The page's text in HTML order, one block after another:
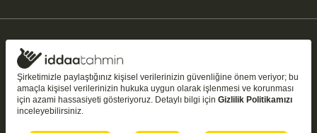
iddaatahmin11.com
Tüm Hakları Saklıdır
18+ Bu sitedeki tahmin ve analizler yalnızca bilgilendirme amaçlıdır
kazanç garantisi vermez. Şans oyunları bağımlılık yapabilir — bilinçli ve
Şirketimizle paylaştığınız kişisel verilerinizin güvenliğine önem veriyor; bu
amaçla kişisel verilerinizin hukuka uygun olarak işlenmesi ve korunması
için azami hassasiyeti gösteriyoruz. Detaylı bilgi için Gizlilik Politikamızı
inceleyebilirsiniz.